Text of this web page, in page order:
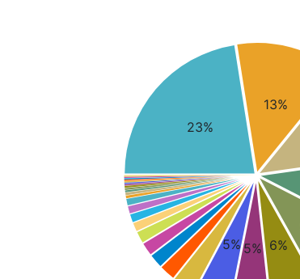
23%
13%
6%
5%
5%